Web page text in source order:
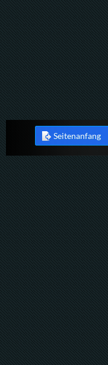
Seitenanfang